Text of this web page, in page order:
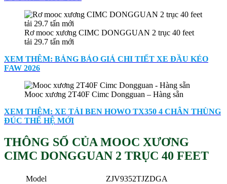
Rơ mooc xương CIMC DONGGUAN 2 trục 40 feet
tải 29.7 tấn mới
XEM THÊM: BẢNG BÁO GIÁ CHI TIẾT XE ĐẦU KÉO
FAW 2026
Mooc xương 2T40F Cimc Dongguan – Hàng sẵn
XEM THÊM: XE TẢI BEN HOWO TX350 4 CHÂN THÙNG
ĐÚC THẾ HỆ MỚI
THÔNG SỐ CỦA MOOC XƯƠNG
CIMC DONGGUAN 2 TRỤC 40 FEET
Model
ZJV9352TJZDGA